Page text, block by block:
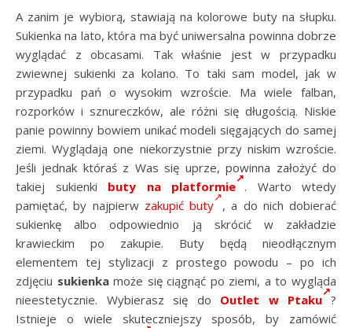
A zanim je wybiorą, stawiają na kolorowe buty na słupku.
Sukienka na lato, która ma być uniwersalna powinna dobrze
wyglądać z obcasami. Tak właśnie jest w przypadku
zwiewnej sukienki za kolano. To taki sam model, jak w
przypadku pań o wysokim wzroście. Ma wiele falban,
rozporków i sznureczków, ale różni się długością. Niskie
panie powinny bowiem unikać modeli sięgających do samej
ziemi. Wyglądają one niekorzystnie przy niskim wzroście.
Jeśli jednak któraś z Was się uprze, powinna założyć do
takiej sukienki buty na platformie . Warto wtedy
pamiętać, by najpierw zakupić buty , a do nich dobierać
sukienkę albo odpowiednio ją skrócić w zakładzie
krawieckim po zakupie. Buty będą nieodłącznym
elementem tej stylizacji z prostego powodu – po ich
zdjęciu sukienkamoże się ciągnąć po ziemi, a to wygląda
nieestetycznie. Wybierasz się do Outlet w Ptaku ?
Istnieje o wiele skuteczniejszy sposób, by zamówić